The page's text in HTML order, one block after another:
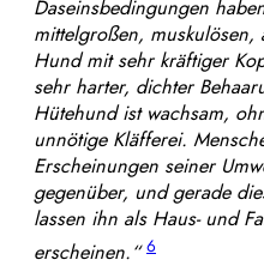
Daseinsbedingungen
mittelgroßen,
Hund mit sehr kräftiger
sehr harter, dichter
Hütehund ist wachsam,
unnötige Kläfferei.
Erscheinungen seiner
gegenüber, und gerade
lassen ihn als Haus- und
erscheinen.“6